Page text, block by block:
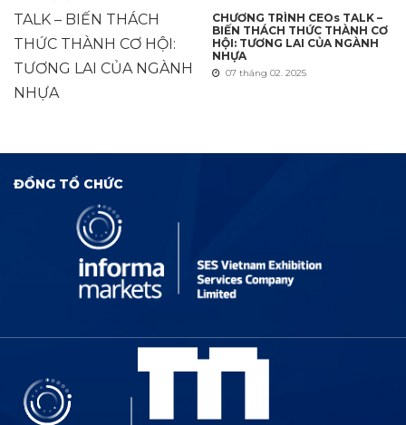
CHƯƠNG TRÌNH CEOs TALK –
BIẾN THÁCH THỨC THÀNH CƠ
HỘI: TƯƠNG LAI CỦA NGÀNH
NHỰA
07 tháng 02. 2025
ĐỒNG TỔ CHỨC